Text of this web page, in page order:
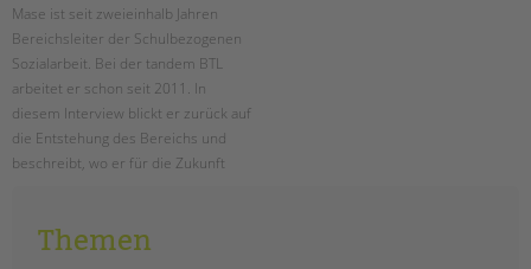
Mase ist seit zweieinhalb Jahren
Bereichsleiter der Schulbezogenen
Sozialarbeit. Bei der tandem BTL
arbeitet er schon seit 2011. In
diesem Interview blickt er zurück auf
die Entstehung des Bereichs und
beschreibt, wo er für die Zukunft
sich der Bereich weiterentwickeln
Themen